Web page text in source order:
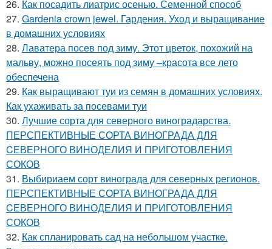
26. Как посадить лиатрис осенью. Семенной способ
27. Gardenia crown jewel. Гардения. Уход и выращивание
в домашних условиях
28. Лаватера посев под зиму. Этот цветок, похожий на
мальву, можно посеять под зиму –красота все лето
обеспечена
29. Как выращивают туи из семян в домашних условиях.
Как ухаживать за посевами туи
30. Лучшие сорта для северного виноградарства.
ПЕРСПЕКТИВНЫЕ СОРТА ВИНОГРАДА ДЛЯ
CЕВЕРНОГО ВИНОДЕЛИЯ И ПРИГОТОВЛЕНИЯ
СОКОВ
31. Выбириаем сорт винограда для северных регионов.
ПЕРСПЕКТИВНЫЕ СОРТА ВИНОГРАДА ДЛЯ
CЕВЕРНОГО ВИНОДЕЛИЯ И ПРИГОТОВЛЕНИЯ
СОКОВ
32. Как спланировать сад на небольшом участке.